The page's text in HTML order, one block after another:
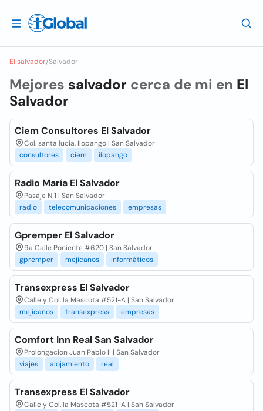
El salvador/Salvador
Mejores salvador cerca de mi en El
Salvador
Ciem Consultores El Salvador
Col. santa lucia, Ilopango | San Salvador
consultores
ciem ilopango
Radio María El Salvador
Pasaje N 1 | San Salvador
radio
telecomunicaciones empresas
Gpremper El Salvador
9a Calle Poniente #620 | San Salvador
gpremper
mejicanos informáticos
Transexpress El Salvador
Calle y Col. la Mascota #521-A | San Salvador
mejicanos
transexpress empresas
Comfort Inn Real San Salvador
Prolongacion Juan Pablo II | San Salvador
viajes
alojamiento real
Transexpress El Salvador
Calle y Col. la Mascota #521-A | San Salvador